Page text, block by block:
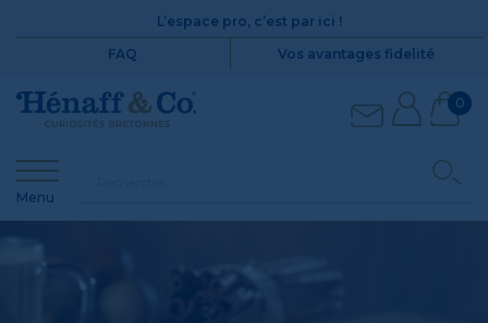
L’espace pro, c’est par ici !
FAQ
Vos avantages fidelité
0
Menu